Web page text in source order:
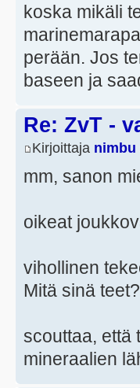
koska mikäli
perään. Jos
baseen ja
Re: ZvT -
Kirjoittaja nimbu
mm, sanon
oikeat
vihollinen
Mitä sinä
scouttaa, että
mineraalien